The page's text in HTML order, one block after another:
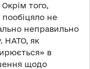
того,
не
неправильно
НАТО, як
в
щодо